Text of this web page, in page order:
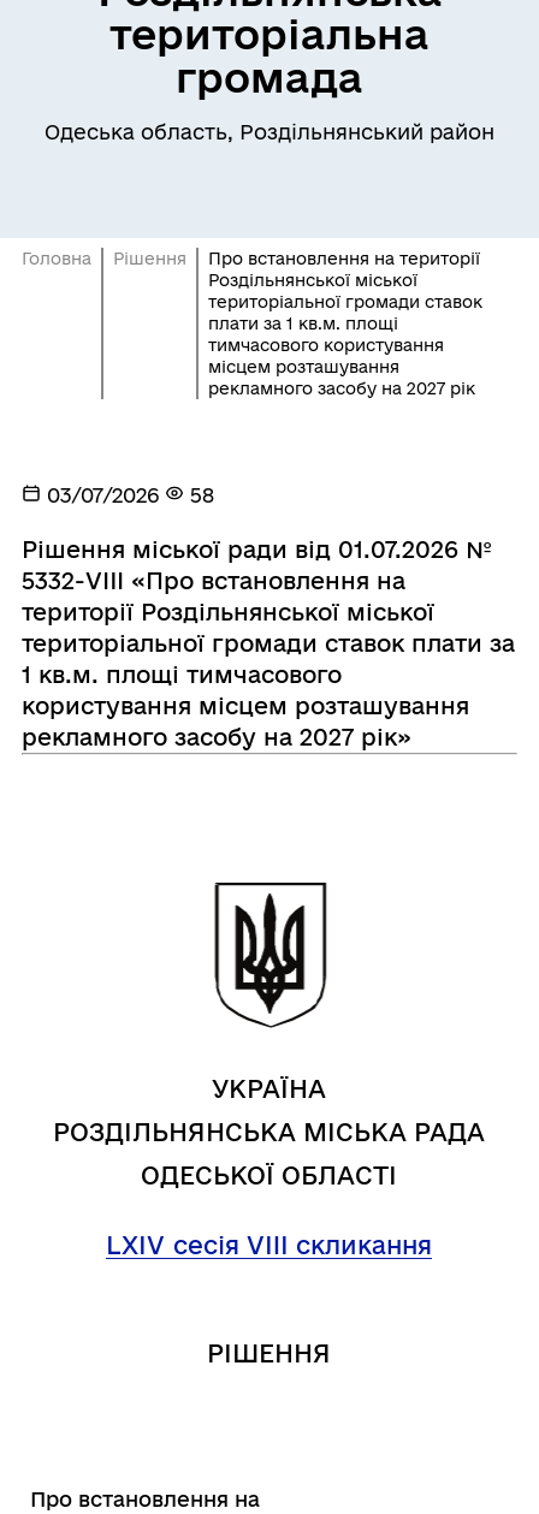
територіальна
громада
Одеська область, Роздільнянський район
Головна Рішення
Про встановлення на території
Роздільнянської міської
територіальної громади ставок
плати за 1 кв.м. площі
тимчасового користування
місцем розташування
рекламного засобу на 2027 рік
03/07/2026 58
Рішення міської ради від 01.07.2026 №
5332-VIIІ «Про встановлення на
території Роздільнянської міської
територіальної громади ставок плати за
1 кв.м. площі тимчасового
користування місцем розташування
рекламного засобу на 2027 рік»
УКРАЇНА
РОЗДІЛЬНЯНСЬКА МІСЬКА РАДА
ОДЕСЬКОЇ ОБЛАСТІ
LXIV сесія VIII скликання
РІШЕННЯ
Про встановлення на